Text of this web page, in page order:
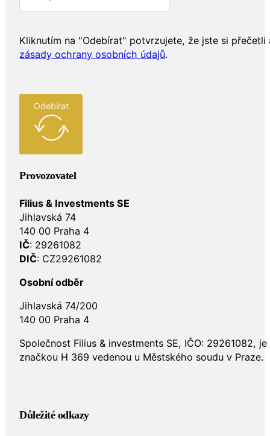
Kliknutím na "Odebírat" potvrzujete, že jste si přečetli
zásady ochrany osobních údajů.
Odebírat
Provozovatel
Filius & Investments SE
Jihlavská 74
140 00 Praha 4
IČ: 29261082
DIČ: CZ29261082
Osobní odběr
Jihlavská 74/200
140 00 Praha 4
Společnost Filius & investments SE, IČO: 29261082,
značkou H 369 vedenou u Městského soudu v Praze.
Důležité odkazy